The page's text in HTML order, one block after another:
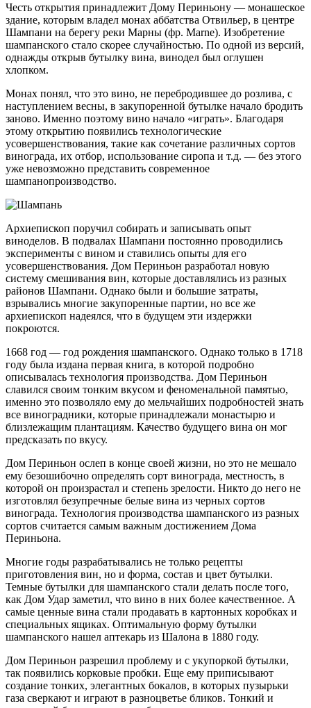
Честь открытия принадлежит Дому Периньону — монашеское
здание, которым владел монах аббатства Отвильер, в центре
Шампани на берегу реки Марны (фр. Marne). Изобретение
шампанского стало скорее случайностью. По одной из версий,
однажды открыв бутылку вина, винодел был оглушен
хлопком.
Монах понял, что это вино, не перебродившее до розлива, с
наступлением весны, в закупоренной бутылке начало бродить
заново. Именно поэтому вино начало «играть». Благодаря
этому открытию появились технологические
усовершенствования, такие как сочетание различных сортов
винограда, их отбор, использование сиропа и т.д. — без этого
уже невозможно представить современное
шампанопроизводство.
Архиепископ поручил собирать и записывать опыт
виноделов. В подвалах Шампани постоянно проводились
эксперименты с вином и ставились опыты для его
усовершенствования. Дом Периньон разработал новую
систему смешивания вин, которые доставлялись из разных
районов Шампани. Однако были и большие затраты,
взрывались многие закупоренные партии, но все же
архиепископ надеялся, что в будущем эти издержки
покроются.
1668 год — год рождения шампанского. Однако только в 1718
году была издана первая книга, в которой подробно
описывалась технология производства. Дом Периньон
славился своим тонким вкусом и феноменальной памятью,
именно это позволяло ему до мельчайших подробностей знать
все виноградники, которые принадлежали монастырю и
близлежащим плантациям. Качество будущего вина он мог
предсказать по вкусу.
Дом Периньон ослеп в конце своей жизни, но это не мешало
ему безошибочно определять сорт винограда, местность, в
которой он произрастал и степень зрелости. Никто до него не
изготовлял безупречные белые вина из черных сортов
винограда. Технология производства шампанского из разных
сортов считается самым важным достижением Дома
Периньона.
Многие годы разрабатывались не только рецепты
приготовления вин, но и форма, состав и цвет бутылки.
Темные бутылки для шампанского стали делать после того,
как Дом Удар заметил, что вино в них более качественное. А
самые ценные вина стали продавать в картонных коробках и
специальных ящиках. Оптимальную форму бутылки
шампанского нашел аптекарь из Шалона в 1880 году.
Дом Периньон разрешил проблему и с укупоркой бутылки,
так появились корковые пробки. Еще ему приписывают
создание тонких, элегантных бокалов, в которых пузырьки
газа сверкают и играют в разноцветье бликов. Тонкий и